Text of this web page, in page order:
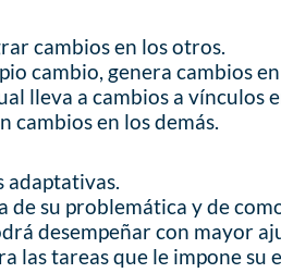
cambios en los otros.
cambio, genera cambios
lleva a cambios a vínculos
cambios en los demás.
adaptativas.
su problemática y de
desempeñar con mayor
las tareas que le impone su